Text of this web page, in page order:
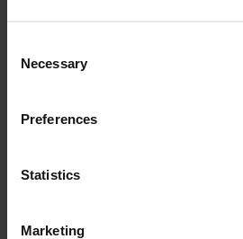
Selection
Necessary
Preferences
Statistics
Marketing
COMPLETA IL TUO LOOK